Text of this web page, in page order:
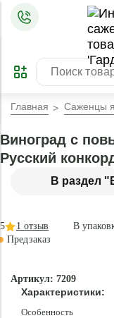
ПРЕДЗАКАЗ
Главная Саженцы
В раздел
Виноград с
Русский
В
5 1 отзыв
Предзаказ
Артикул: 7209
Характеристики:
Особенность